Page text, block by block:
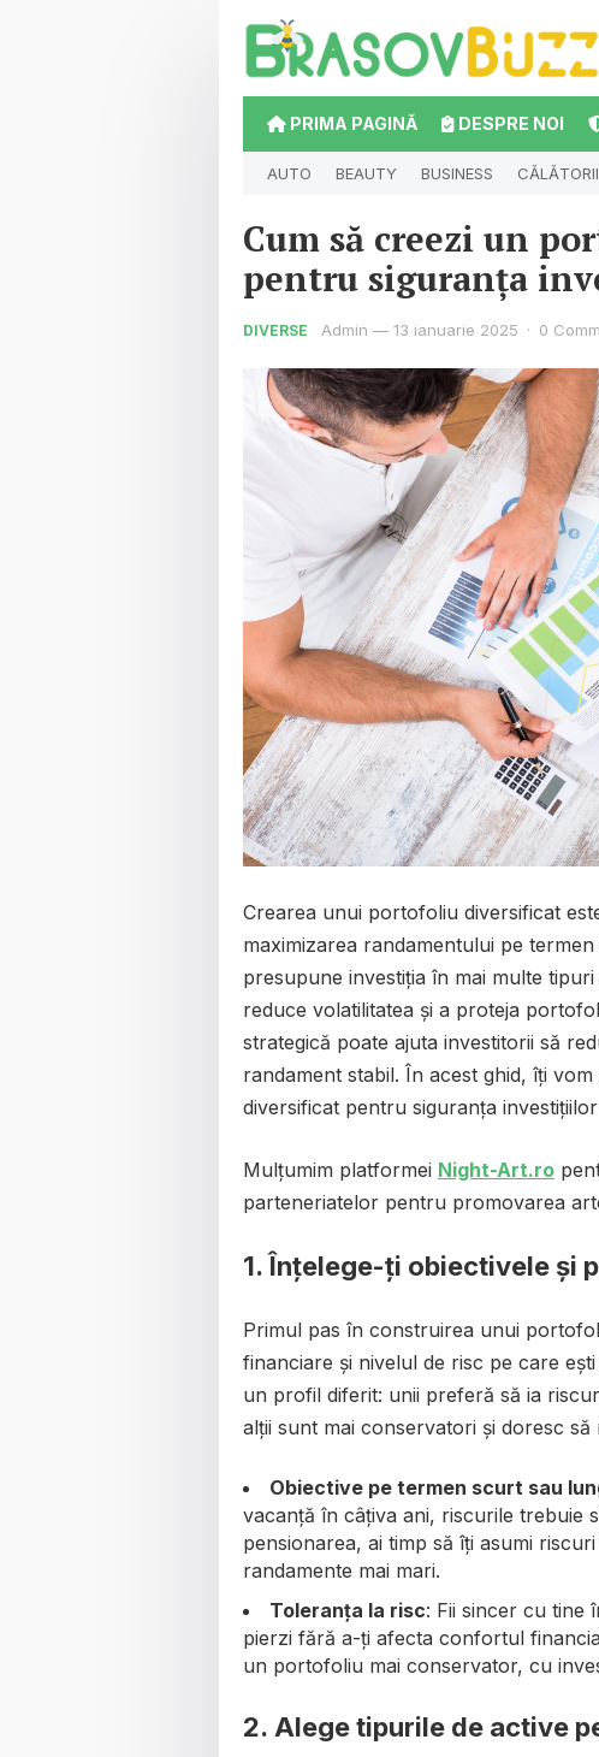
PRIMA PAGINĂ DESPRE NOI
AUTO BEAUTY BUSINESS CĂLĂTORII
Cum să creezi un
pentru siguranța
DIVERSE Admin — 13 ianuarie 2025 · 0
Crearea unui portofoliu diversificat
maximizarea randamentului pe
presupune investiția în mai multe
reduce volatilitatea și a proteja
strategică poate ajuta investitorii să
randament stabil. În acest ghid, îți
diversificat pentru siguranța
Mulțumim platformei Night-Art.ro
parteneriatelor pentru promovarea
1.Înțelege-ți obiectivele și
Primul pas în construirea unui
financiare și nivelul de risc pe care
un profil diferit: unii preferă să ia
alții sunt mai conservatori și doresc să
Obiective pe termen scurt sau
vacanță în câțiva ani, riscurile trebuie
pensionarea, ai timp să îți asumi
randamente mai mari.
Toleranța la risc: Fii sincer cu tine
pierzi fără a-ți afecta confortul
un portofoliu mai conservator, cu
2. Alege tipurile de active